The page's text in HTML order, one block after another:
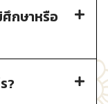
กษาหรือ
?